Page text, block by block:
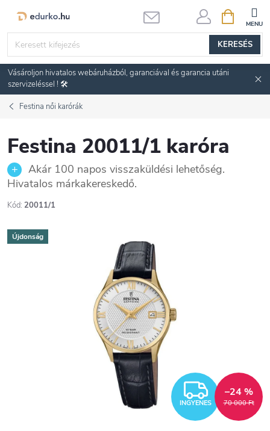
KERESÉS
KOSÁR
Vásároljon hivatalos webáruházból, garanciával és garancia utáni
szervizeléssel ! 🛠️
Festina női karórák
Festina 20011/1 karóra
Akár 100 napos visszaküldési lehetőség.
Hivatalos márkakereskedő.
Kód: 20011/1
Újdonság
INGYENES 70 000 Ft
–24 %